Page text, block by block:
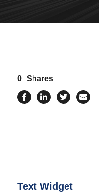
0 Shares
Text Widget